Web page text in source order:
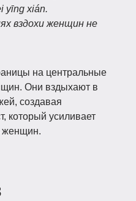
yīng xián.
вздохи женщин не
на центральные
Они вздыхают в
создавая
который усиливает
женщин.